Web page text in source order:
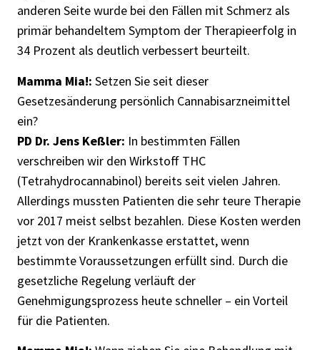
anderen Seite wurde bei den Fällen mit Schmerz als
primär behandeltem Symptom der Therapieerfolg in
34 Prozent als deutlich verbessert beurteilt.
Mamma Mia!: Setzen Sie seit dieser
Gesetzesänderung persönlich Cannabisarzneimittel
ein?
PD Dr. Jens Keßler: In bestimmten Fällen
verschreiben wir den Wirkstoff THC
(Tetrahydrocannabinol) bereits seit vielen Jahren.
Allerdings mussten Patienten die sehr teure Therapie
vor 2017 meist selbst bezahlen. Diese Kosten werden
jetzt von der Krankenkasse erstattet, wenn
bestimmte Voraussetzungen erfüllt sind. Durch die
gesetzliche Regelung verläuft der
Genehmigungsprozess heute schneller – ein Vorteil
für die Patienten.